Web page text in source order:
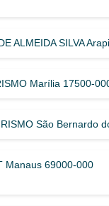
ALMEIDA SILVA
Marília 17500-
São Bernardo
Manaus 69000-000